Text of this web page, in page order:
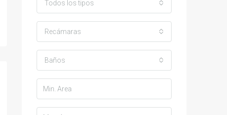
Todos los tipos
Recámaras
Baños